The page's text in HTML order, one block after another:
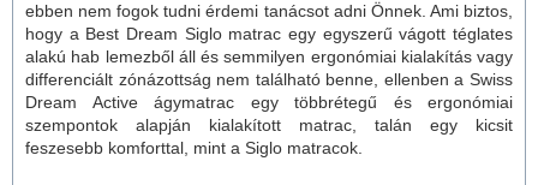
ebben nem fogok tudni érdemi tanácsot adni Önnek. Ami biztos,
hogy a Best Dream Siglo matrac egy egyszerű vágott téglates
alakú hab lemezből áll és semmilyen ergonómiai kialakítás vagy
differenciált zónázottság nem található benne, ellenben a Swiss
Dream Active ágymatrac egy többrétegű és ergonómiai
szempontok alapján kialakított matrac , talán egy kicsit
feszesebb komforttal, mint a Siglo matracok.